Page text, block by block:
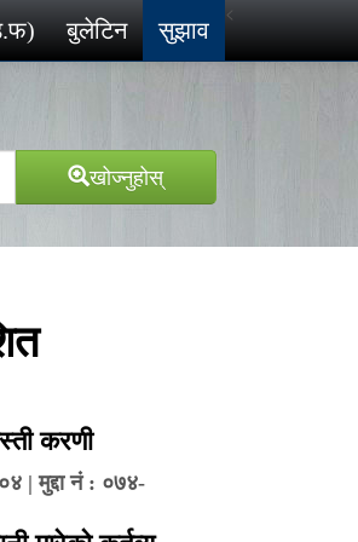
बुलेटिन
<
सुझाव
खोज्‍नुहोस्
करणी
| मुद्दा नं : ०७४-